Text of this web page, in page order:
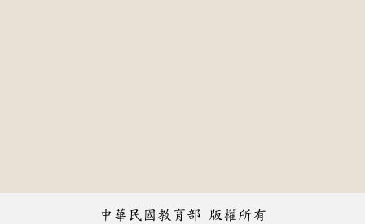
中華民國教育部 版權所有